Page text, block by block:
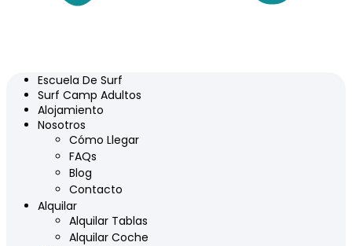
Escuela De Surf
Surf Camp Adultos
Alojamiento
Nosotros
Cómo Llegar
FAQs
Blog
Contacto
Alquilar
Alquilar Tablas
Alquilar Coche